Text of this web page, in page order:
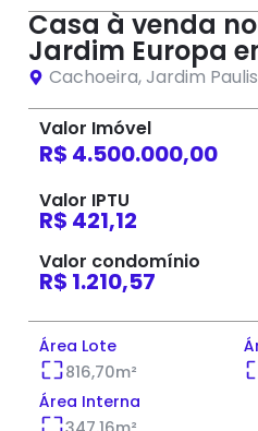
Casa à venda
Jardim Europa
Cachoeira,Jardim
Valor Imóvel
R$ 4.500.000,00
Valor IPTU
R$ 421,12
Valor condomínio
R$ 1.210,57
Área Lote
816,70m²
Área Interna